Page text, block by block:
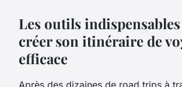
Les outils
créer son itinéraire de
efficace
Après des dizaines de road trips à